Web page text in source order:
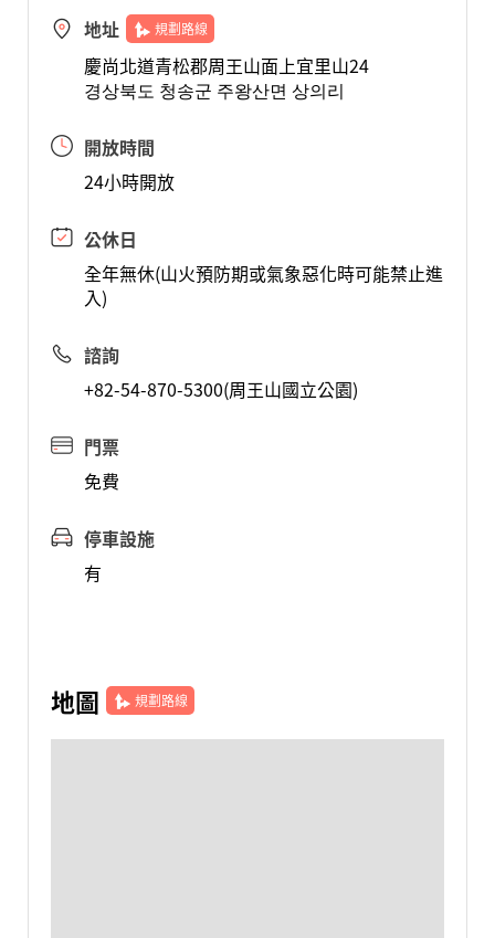
地址 規劃路線
慶尚北道青松郡周王山面上宜里山24
경상북도 청송군 주왕산면 상의리
開放時間
24小時開放
公休日
全年無休(山火預防期或氣象惡化時可能禁止進
入)
諮詢
+82-54-870-5300(周王山國立公園)
門票
免費
停車設施
有
地圖 規劃路線